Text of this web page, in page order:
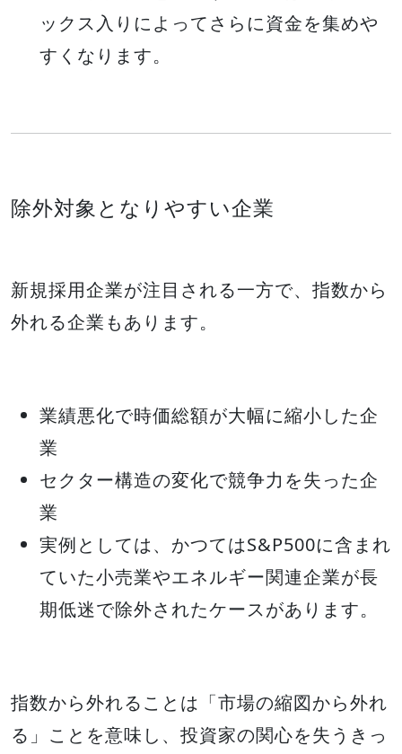
ックス入りによってさらに資金を集めや
すくなります。
除外対象となりやすい企業
新規採用企業が注目される一方で、指数から
外れる企業もあります。
業績悪化で時価総額が大幅に縮小した企
業
セクター構造の変化で競争力を失った企
業
実例としては、かつてはS&P500に含まれ
ていた小売業やエネルギー関連企業が長
期低迷で除外されたケースがあります。
指数から外れることは「市場の縮図から外れ
る」ことを意味し、投資家の関心を失うきっ